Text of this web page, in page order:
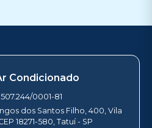
Condicionado
0001-81
dos Santos Filho, 400, Vila
18271-580, Tatuí - SP